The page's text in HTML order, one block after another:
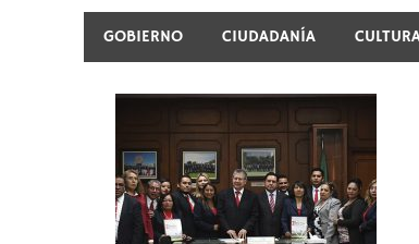
GOBIERNO CIUDADANÍA